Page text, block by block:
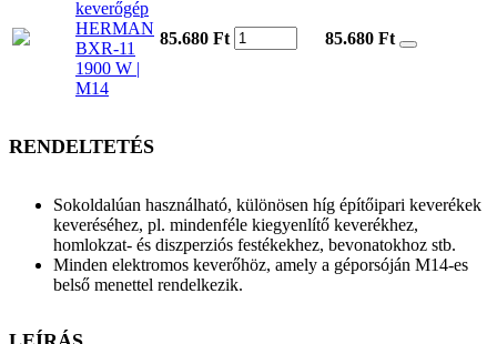
keverőgép
HERMAN
BXR-11
1900 W |
M14
85.680 Ft 85.680 Ft
RENDELTETÉS
Sokoldalúan használható, különösen híg építőipari keverékek
keveréséhez, pl. mindenféle kiegyenlítő keverékhez,
homlokzat- és diszperziós festékekhez, bevonatokhoz stb.
Minden elektromos keverőhöz, amely a géporsóján M14-es
belső menettel rendelkezik.